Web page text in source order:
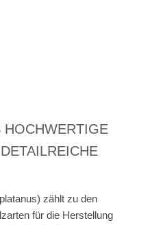
HOCHWERTIGE
zählt zu den
für die Herstellung